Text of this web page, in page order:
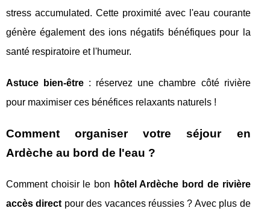
stress accumulated. Cette proximité avec l'eau courante
génère également des ions négatifs bénéfiques pour la
santé respiratoire et l'humeur.
Astuce bien-être : réservez une chambre côté rivière
pour maximiser ces bénéfices relaxants naturels !
Comment organiser votre séjour en
Ardèche au bord de l'eau ?
Comment choisir le bon hôtel Ardèche bord de rivière
accès direct pour des vacances réussies ? Avec plus de